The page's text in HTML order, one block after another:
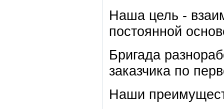
Наша цель -
постоянной
Бригада
заказчика по
Наши